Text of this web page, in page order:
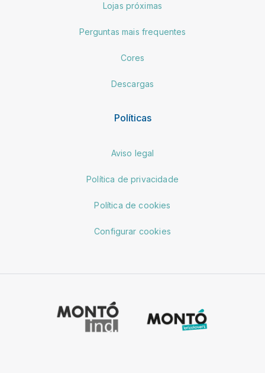
Lojas próximas
Perguntas mais frequentes
Cores
Descargas
Políticas
Aviso legal
Política de privacidade
Política de cookies
Configurar cookies